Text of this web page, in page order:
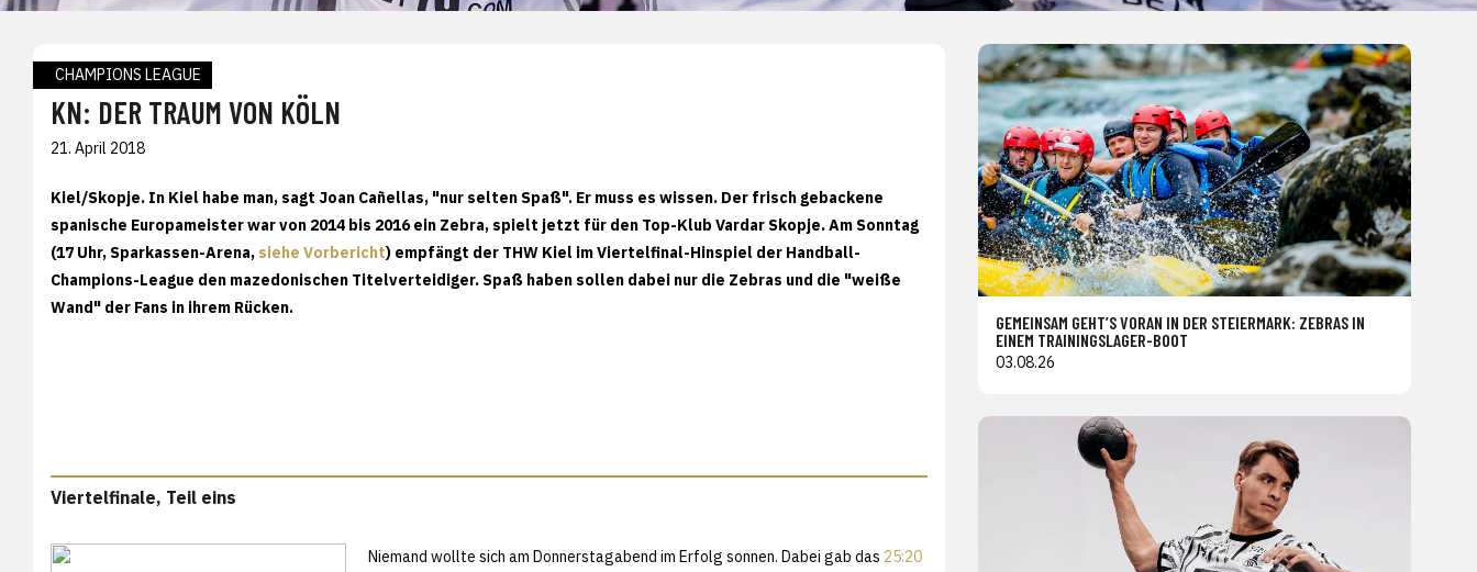
CHAMPIONS LEAGUE
KN: DER TRAUM VON KÖLN
21. April 2018
Kiel/Skopje. In Kiel habe man, sagt Joan Cañellas, "nur selten Spaß". Er muss es wissen. Der frisch gebackene
spanische Europameister war von 2014 bis 2016 ein Zebra, spielt jetzt für den Top-Klub Vardar Skopje. Am Sonntag
(17 Uhr, Sparkassen-Arena, siehe Vorbericht) empfängt der THW Kiel im Viertelfinal-Hinspiel der Handball-
Champions-League den mazedonischen Titelverteidiger. Spaß haben sollen dabei nur die Zebras und die "weiße
Wand" der Fans in ihrem Rücken.
Viertelfinale, Teil eins
Niemand wollte sich am Donnerstagabend im Erfolg sonnen. Dabei gab das 25:20
GEMEINSAM GEHT’S VORAN IN DER STEIERMARK: ZEBRAS IN
EINEM TRAININGSLAGER-BOOT
03.08.26